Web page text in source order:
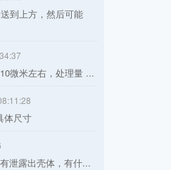
到上方，然后可能
微米左右，处理量 ...
体尺寸
泄露出壳体，有什...